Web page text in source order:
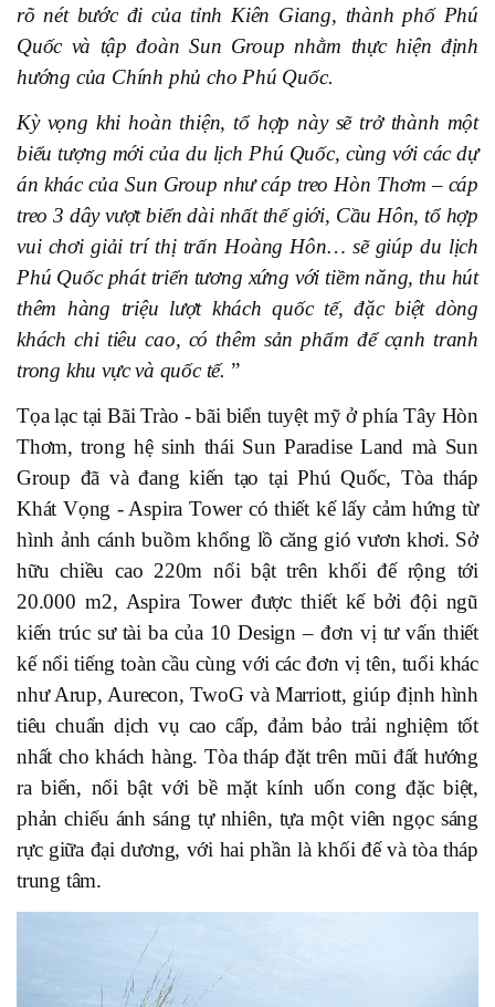
rõ nét bước đi của tỉnh Kiên Giang, thành phố Phú
Quốc và tập đoàn Sun Group nhằm thực hiện định
hướng của Chính phủ cho Phú Quốc.
Kỳ vọng khi hoàn thiện, tổ hợp này sẽ trở thành một
biểu tượng mới của du lịch Phú Quốc, cùng với các dự
án khác của Sun Group như cáp treo Hòn Thơm – cáp
treo 3 dây vượt biển dài nhất thế giới, Cầu Hôn, tổ hợp
vui chơi giải trí thị trấn Hoàng Hôn… sẽ giúp du lịch
Phú Quốc phát triển tương xứng với tiềm năng, thu hút
thêm hàng triệu lượt khách quốc tế, đặc biệt dòng
khách chi tiêu cao, có thêm sản phẩm để cạnh tranh
trong khu vực và quốc tế. ”
Tọa lạc tại Bãi Trào - bãi biển tuyệt mỹ ở phía Tây Hòn
Thơm, trong hệ sinh thái Sun Paradise Land mà Sun
Group đã và đang kiến tạo tại Phú Quốc, Tòa tháp
Khát Vọng - Aspira Tower có thiết kế lấy cảm hứng từ
hình ảnh cánh buồm khổng lồ căng gió vươn khơi. Sở
hữu chiều cao 220m nổi bật trên khối đế rộng tới
20.000 m2, Aspira Tower được thiết kế bởi đội ngũ
kiến trúc sư tài ba của 10 Design – đơn vị tư vấn thiết
kế nổi tiếng toàn cầu cùng với các đơn vị tên, tuổi khác
như Arup, Aurecon, TwoG và Marriott, giúp định hình
tiêu chuẩn dịch vụ cao cấp, đảm bảo trải nghiệm tốt
nhất cho khách hàng. Tòa tháp đặt trên mũi đất hướng
ra biển, nổi bật với bề mặt kính uốn cong đặc biệt,
phản chiếu ánh sáng tự nhiên, tựa một viên ngọc sáng
rực giữa đại dương, với hai phần là khối đế và tòa tháp
trung tâm.